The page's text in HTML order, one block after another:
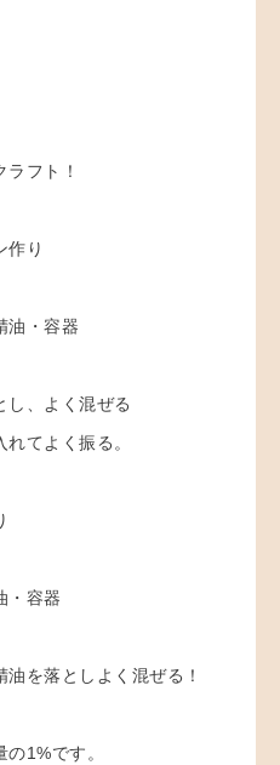
フト！
作り
油・容器
し、よく混ぜる
てよく振る。
・容器
油を落としよく混ぜる！
1%です。